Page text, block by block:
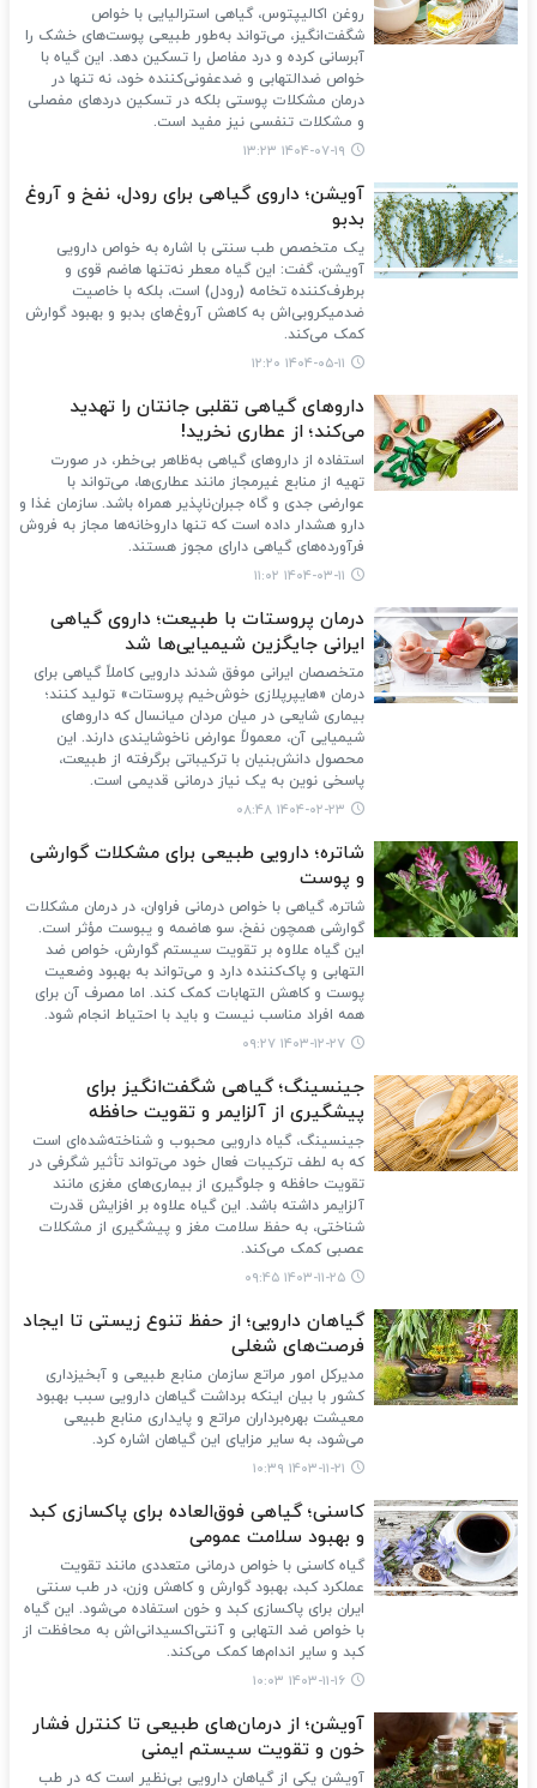
روغن اکالیپتوس، گیاهی استرالیایی با خواص
شگفت‌انگیز، می‌تواند به‌طور طبیعی پوست‌های خشک را
آبرسانی کرده و درد مفاصل را تسکین دهد. این گیاه با
خواص ضدالتهابی و ضدعفونی‌کننده خود، نه تنها در
درمان مشکلات پوستی بلکه در تسکین دردهای مفصلی
و مشکلات تنفسی نیز مفید است.
۱۴۰۴-۰۷-۱۹ ۱۳:۲۳
آویشن؛ داروی گیاهی برای رودل، نفخ و آروغ
بدبو
یک متخصص طب سنتی با اشاره به خواص دارویی
آویشن، گفت: این گیاه معطر نه‌تنها هاضم قوی و
برطرف‌کننده تخامه (رودل) است، بلکه با خاصیت
ضدمیکروبی‌اش به کاهش آروغ‌های بدبو و بهبود گوارش
کمک می‌کند.
۱۴۰۴-۰۵-۱۱ ۱۲:۲۰
داروهای گیاهی تقلبی جانتان را تهدید
می‌کند؛ از عطاری نخرید!
استفاده از داروهای گیاهی به‌ظاهر بی‌خطر، در صورت
تهیه از منابع غیرمجاز مانند عطاری‌ها، می‌تواند با
عوارضی جدی و گاه جبران‌ناپذیر همراه باشد. سازمان غذا و
دارو هشدار داده است که تنها داروخانه‌ها مجاز به فروش
فرآورده‌های گیاهی دارای مجوز هستند.
۱۴۰۴-۰۳-۱۱ ۱۱:۰۲
درمان پروستات با طبیعت؛ داروی گیاهی
ایرانی جایگزین شیمیایی‌ها شد
متخصصان ایرانی موفق شدند دارویی کاملاً گیاهی برای
درمان «هایپرپلازی خوش‌خیم پروستات» تولید کنند؛
بیماری شایعی در میان مردان میانسال که داروهای
شیمیایی آن، معمولاً عوارض ناخوشایندی دارند. این
محصول دانش‌بنیان با ترکیباتی برگرفته از طبیعت،
پاسخی نوین به یک نیاز درمانی قدیمی است.
۱۴۰۴-۰۲-۲۳ ۰۸:۴۸
شاتره؛ دارویی طبیعی برای مشکلات گوارشی
و پوست
شاتره، گیاهی با خواص درمانی فراوان، در درمان مشکلات
گوارشی همچون نفخ، سو هاضمه و یبوست مؤثر است.
این گیاه علاوه بر تقویت سیستم گوارش، خواص ضد
التهابی و پاک‌کننده دارد و می‌تواند به بهبود وضعیت
پوست و کاهش التهابات کمک کند. اما مصرف آن برای
همه افراد مناسب نیست و باید با احتیاط انجام شود.
۱۴۰۳-۱۲-۲۷ ۰۹:۲۷
جینسینگ؛ گیاهی شگفت‌انگیز برای
پیشگیری از آلزایمر و تقویت حافظه
جینسینگ، گیاه دارویی محبوب و شناخته‌شده‌ای است
که به لطف ترکیبات فعال خود می‌تواند تأثیر شگرفی در
تقویت حافظه و جلوگیری از بیماری‌های مغزی مانند
آلزایمر داشته باشد. این گیاه علاوه بر افزایش قدرت
شناختی، به حفظ سلامت مغز و پیشگیری از مشکلات
عصبی کمک می‌کند.
۱۴۰۳-۱۱-۲۵ ۰۹:۴۵
گیاهان دارویی؛ از حفظ تنوع زیستی تا ایجاد
فرصت‌های شغلی
مدیرکل امور مراتع سازمان منابع طبیعی و آبخیزداری
کشور با بیان اینکه برداشت گیاهان دارویی سبب بهبود
معیشت بهره‌برداران مراتع و پایداری منابع طبیعی
می‌شود، به سایر مزایای این گیاهان اشاره کرد.
۱۴۰۳-۱۱-۲۱ ۱۰:۳۹
کاسنی؛ گیاهی فوق‌العاده برای پاکسازی کبد
و بهبود سلامت عمومی
گیاه کاسنی با خواص درمانی متعددی مانند تقویت
عملکرد کبد، بهبود گوارش و کاهش وزن، در طب سنتی
ایران برای پاکسازی کبد و خون استفاده می‌شود. این گیاه
با خواص ضد التهابی و آنتی‌اکسیدانی‌اش به محافظت از
کبد و سایر اندام‌ها کمک می‌کند.
۱۴۰۳-۱۱-۱۶ ۱۰:۰۳
آویشن؛ از درمان‌های طبیعی تا کنترل فشار
خون و تقویت سیستم ایمنی
آویشن یکی از گیاهان دارویی بی‌نظیر است که در طب